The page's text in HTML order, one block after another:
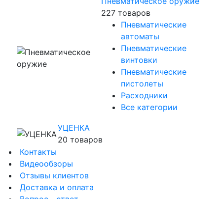
227 товаров
Пневматические
автоматы
Пневматические
винтовки
Пневматические
пистолеты
Расходники
Все категории
УЦЕНКА
20 товаров
Контакты
Видеообзоры
Отзывы клиентов
Доставка и оплата